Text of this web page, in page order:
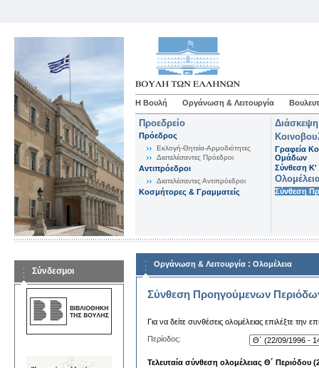
Η Βουλή Οργάνωση & Λειτουργία
Προεδρείο
Πρόεδρος
Εκλογή-Θητεία-Αρμοδιότητες
Διατελέσαντες Πρόεδροι
Αντιπρόεδροι
Διατελέσαντες Αντιπρόεδροι
Κοσμήτορες & Γραμματείς
Γραφεία
Ομάδων
Σύνθεση K'
Σύνθεση
Σύνδεσμοι
Οργάνωση & Λειτουργία : Ολομέλεια
Σύνθεση Προηγούμενων
Για να δείτε συνθέσεις ολομέλειας επιλέξτε την
Περίοδος:
Τελευταία σύνθεση ολομέλειας Θ΄ Περιόδου